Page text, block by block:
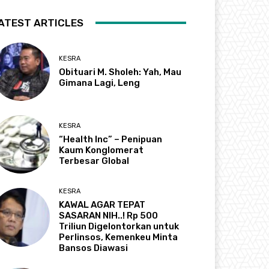
ARTICLES
KESRA
Obituari M. Sholeh: Yah, Mau
Gimana Lagi, Leng
KESRA
“Health Inc” – Penipuan
Kaum Konglomerat
Terbesar Global
KESRA
KAWAL AGAR TEPAT
SASARAN NIH..! Rp 500
Triliun Digelontorkan untuk
Perlinsos, Kemenkeu Minta
Bansos Diawasi